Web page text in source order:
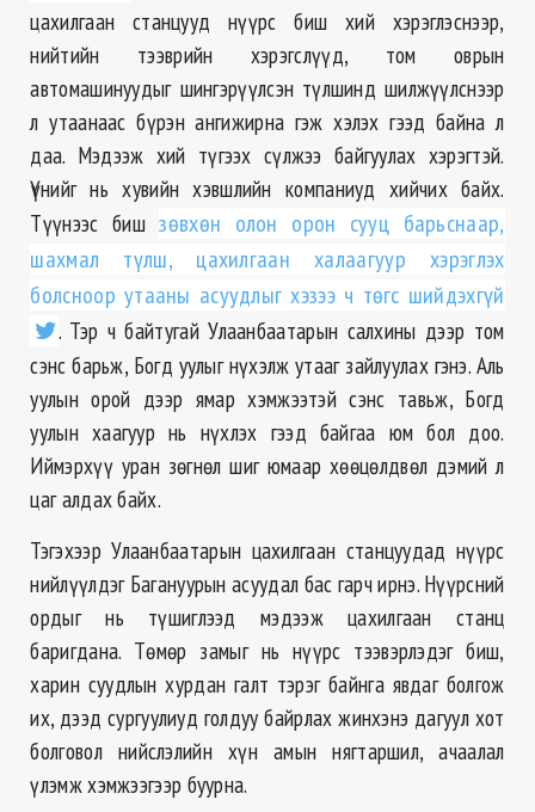
цахилгаан станцууд нүүрс биш хий хэрэглэснээр,
нийтийн тээврийн хэрэгслүүд, том оврын
автомашинуудыг шингэрүүлсэн түлшинд шилжүүлснээр
л утаанаас бүрэн ангижирна гэж хэлэх гээд байна л
даа. Мэдээж хий түгээх сүлжээ байгуулах хэрэгтэй.
Үүнийг нь хувийн хэвшлийн компаниуд хийчих байх.
Түүнээс бишзөвхөн олон орон сууц барьснаар,
шахмал түлш, цахилгаан халаагуур хэрэглэх
болсноор утааны асуудлыг хэзээ ч төгс шийдэхгүй
. Тэр ч байтугай Улаанбаатарын салхины дээр том
сэнс барьж, Богд уулыг нүхэлж утааг зайлуулах гэнэ. Аль
уулын орой дээр ямар хэмжээтэй сэнс тавьж, Богд
уулын хаагуур нь нүхлэх гээд байгаа юм бол доо.
Иймэрхүү уран зөгнөл шиг юмаар хөөцөлдвөл дэмий л
цаг алдах байх.
Тэгэхээр Улаанбаатарын цахилгаан станцуудад нүүрс
нийлүүлдэг Багануурын асуудал бас гарч ирнэ. Нүүрсний
ордыг нь түшиглээд мэдээж цахилгаан станц
баригдана. Төмөр замыг нь нүүрс тээвэрлэдэг биш,
харин суудлын хурдан галт тэрэг байнга явдаг болгож
их, дээд сургуулиуд голдуу байрлах жинхэнэ дагуул хот
болговол нийслэлийн хүн амын нягтаршил, ачаалал
үлэмж хэмжээгээр буурна.